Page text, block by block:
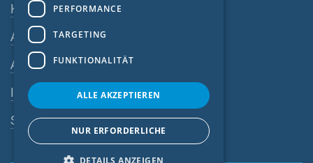
Kontakt
AGB
AEB
Impressum
SIGA-Meldesystem
NORWEGIAN
PERFORMANCE
TARGETING
FUNKTIONALITÄT
ALLE AKZEPTIEREN
NUR ERFORDERLICHE
DETAILS ANZEIGEN